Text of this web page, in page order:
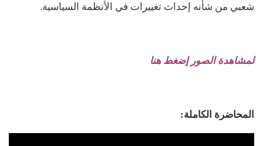
شعبي من شأنه إحداث تغييرات في الأنظمة السياسية.
لمشاهدة الصور إضغط هنا
المحاضرة الكاملة: